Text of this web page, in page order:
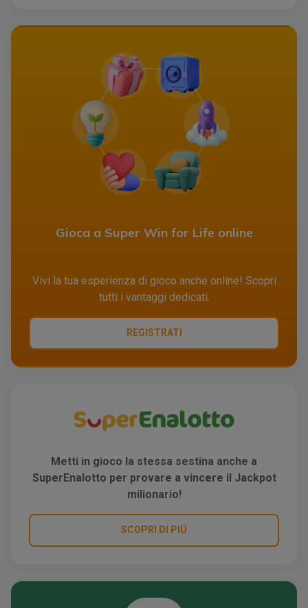
Gioca a Super Win for Life online
Vivi la tua esperienza di gioco anche online! Scopri
tutti i vantaggi dedicati.
REGISTRATI
Metti in gioco la stessa sestina anche a
SuperEnalotto per provare a vincere il Jackpot
milionario!
SCOPRI DI PIÚ